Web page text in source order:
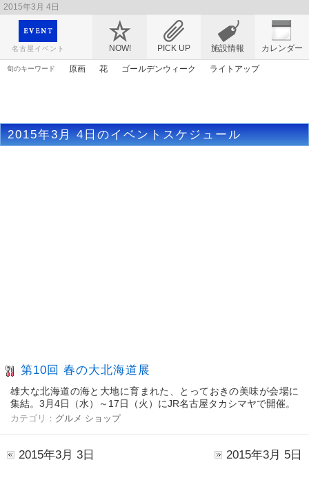
2015年3月 4日
映画や音楽コンサート、レジャーやアート、テレビ、ショップ、出会い、転職まで名古
屋のイベント情報を幅広く掲載
名古屋イベント NOW! PICK UP カレンダー
施設情報
旬のキーワード 原画 花 ゴールデンウィーク
ライトアップ
2015年3月 4日のイベントスケジュール
第10回 春の大北海道展
雄大な北海道の海と大地に育まれた、とっておきの美味が会場に
集結。3月4日（水）～17日（火）にJR名古屋タカシマヤで開催。
カテゴリ： グルメ ショップ
2015年3月 3日 2015年3月 5日